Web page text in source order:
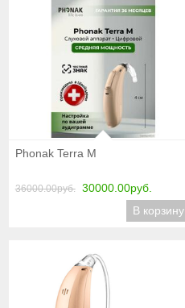
Подробнее
Phonak Terra M
36000.00руб. 30000.00руб.
В корзину